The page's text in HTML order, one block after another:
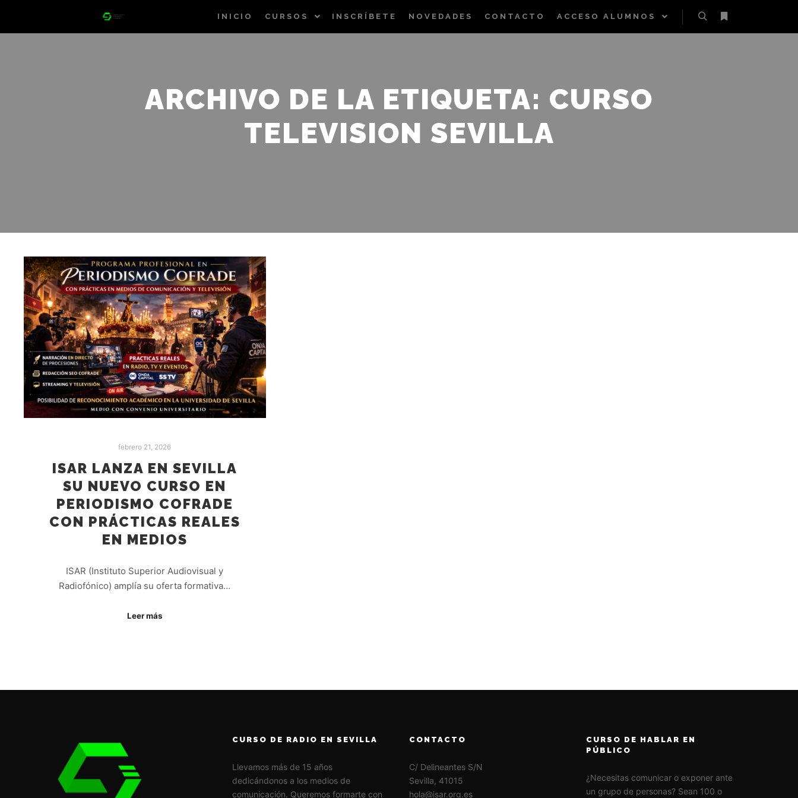
INICIO CURSOS INSCRÍBETE NOVEDADES CONTACTO
ACCESO ALUMNOS
BuscarMás
ARCHIVO DE LA ETIQUETA: CURSO
TELEVISION SEVILLA
febrero 21, 2026
ISAR LANZA EN SEVILLA
SU NUEVO CURSO EN
PERIODISMO COFRADE
CON PRÁCTICAS REALES
EN MEDIOS
ISAR (Instituto Superior Audiovisual y
Radiofónico) amplía su oferta formativa…
Leer más
CURSO DE RADIO EN SEVILLA
Llevamos más de 15 años
dedicándonos a los medios de
comunicación. Queremos formarte con
CONTACTO
C/ Delineantes S/N
Sevilla, 41015
hola@isar.org.es
CURSO DE HABLAR EN
PÚBLICO
¿Necesitas comunicar o exponer ante
un grupo de personas? Sean 100 o